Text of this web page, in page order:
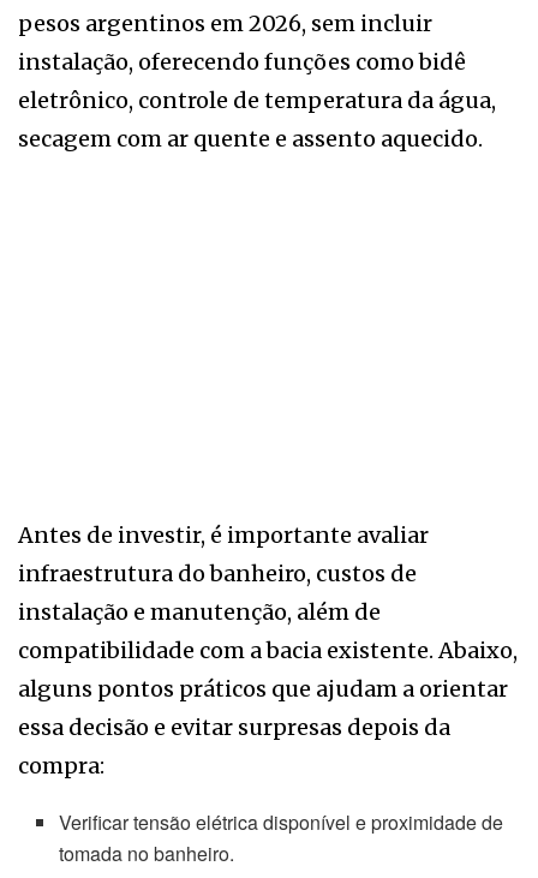
pesos argentinos em 2026, sem incluir
instalação, oferecendo funções como bidê
eletrônico, controle de temperatura da água,
secagem com ar quente e assento aquecido.
Antes de investir, é importante avaliar
infraestrutura do banheiro, custos de
instalação e manutenção, além de
compatibilidade com a bacia existente. Abaixo,
alguns pontos práticos que ajudam a orientar
essa decisão e evitar surpresas depois da
compra:
Verificar tensão elétrica disponível e proximidade de
tomada no banheiro.